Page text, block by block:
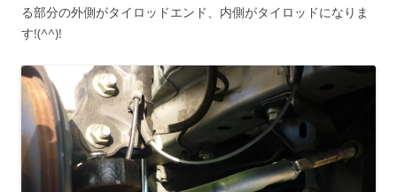
る部分の外側がタイロッドエンド、内側がタイロッドになりま
す!(^^)!